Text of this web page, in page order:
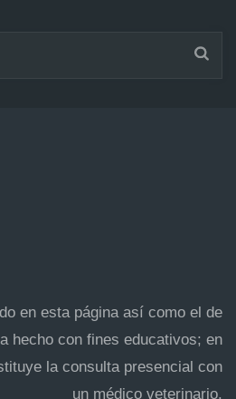
en esta página así como el de
hecho con fines educativos; en
la consulta presencial con
un médico veterinario.